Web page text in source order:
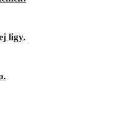
ligy.